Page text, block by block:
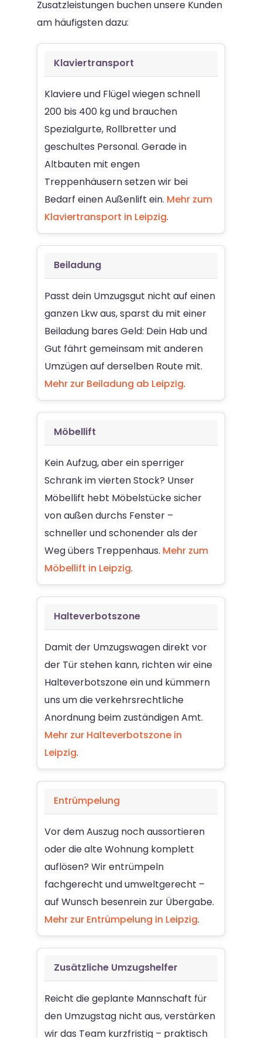
Zusatzleistungen buchen unsere Kunden
am häufigsten dazu:
Klaviertransport
Klaviere und Flügel wiegen schnell
200 bis 400 kg und brauchen
Spezialgurte, Rollbretter und
geschultes Personal. Gerade in
Altbauten mit engen
Treppenhäusern setzen wir bei
Bedarf einen Außenlift ein. Mehr zum
Klaviertransport in Leipzig.
Beiladung
Passt dein Umzugsgut nicht auf einen
ganzen Lkw aus, sparst du mit einer
Beiladung bares Geld: Dein Hab und
Gut fährt gemeinsam mit anderen
Umzügen auf derselben Route mit.
Mehr zur Beiladung ab Leipzig.
Möbellift
Kein Aufzug, aber ein sperriger
Schrank im vierten Stock? Unser
Möbellift hebt Möbelstücke sicher
von außen durchs Fenster –
schneller und schonender als der
Weg übers Treppenhaus. Mehr zum
Möbellift in Leipzig.
Halteverbotszone
Damit der Umzugswagen direkt vor
der Tür stehen kann, richten wir eine
Halteverbotszone ein und kümmern
uns um die verkehrsrechtliche
Anordnung beim zuständigen Amt.
Mehr zur Halteverbotszone in
Leipzig.
Entrümpelung
Vor dem Auszug noch aussortieren
oder die alte Wohnung komplett
auflösen? Wir entrümpeln
fachgerecht und umweltgerecht –
auf Wunsch besenrein zur Übergabe.
Mehr zur Entrümpelung in Leipzig.
Zusätzliche Umzugshelfer
Reicht die geplante Mannschaft für
den Umzugstag nicht aus, verstärken
wir das Team kurzfristig – praktisch